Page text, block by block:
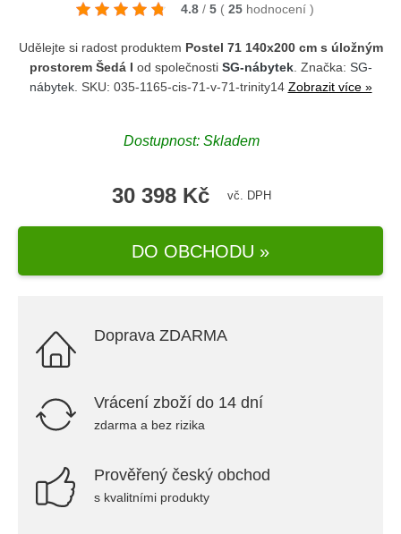
4.8 / 5 ( 25 hodnocení )
Udělejte si radost produktem Postel 71 140x200 cm s úložným
prostorem Šedá I od společnosti SG-nábytek. Značka: SG-
nábytek. SKU: 035-1165-cis-71-v-71-trinity14 Zobrazit více »
Dostupnost: Skladem
30 398 Kč vč. DPH
DO OBCHODU »
Doprava ZDARMA
Vrácení zboží do 14 dní
zdarma a bez rizika
Prověřený český obchod
s kvalitními produkty